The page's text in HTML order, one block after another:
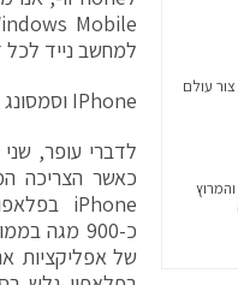
למחשב נייד לכל
IPhone וסמסונג גלקסי המכשירים המובילים בגלישה
של אפליקציות
עולם
לא עוד טיל: סטארשיפ V3 והמרוץ